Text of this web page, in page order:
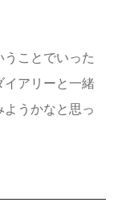
ことでいった
イアリーと一緒
うかなと思っ